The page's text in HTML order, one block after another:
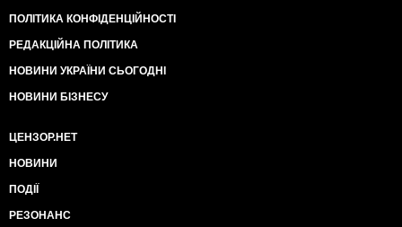
ПОЛІТИКА КОНФІДЕНЦІЙНОСТІ
РЕДАКЦІЙНА ПОЛІТИКА
НОВИНИ УКРАЇНИ СЬОГОДНІ
НОВИНИ БІЗНЕСУ
ЦЕНЗОР.НЕТ
НОВИНИ
ПОДІЇ
РЕЗОНАНС